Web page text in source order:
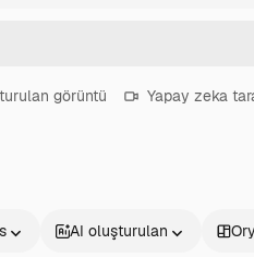
görüntü Yapay zeka
AI oluşturulan